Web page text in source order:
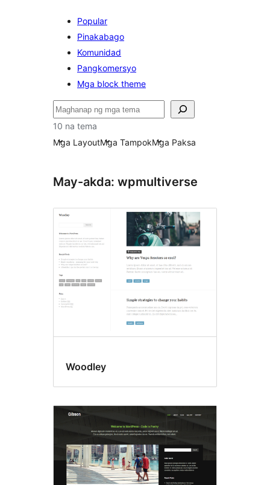
Popular
Pinakabago
Komunidad
Pangkomersyo
Mga block theme
Maghanap
10 na tema
Mga LayoutMga TampokMga Paksa
May-akda: wpmultiverse
Woodley